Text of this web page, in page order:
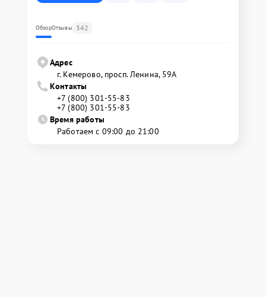
ОбзорОтзывы 342
Адрес
г. Кемерово, просп. Ленина, 59А
Контакты
+7 (800) 301-55-83
+7 (800) 301-55-83
Время работы
Работаем с 09:00 до 21:00